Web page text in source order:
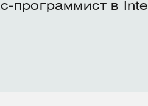
программист в Intel